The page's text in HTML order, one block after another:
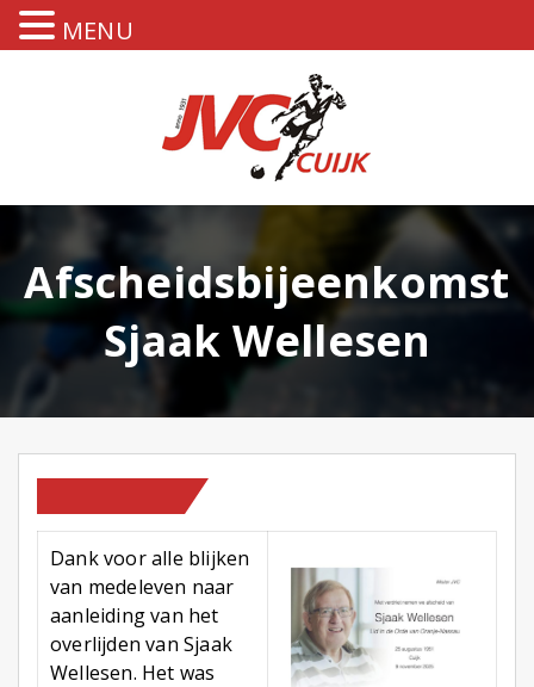
Afscheidsbijeenkomst
Sjaak Wellesen
Dank voor alle blijken
van medeleven naar
aanleiding van het
overlijden van Sjaak
Wellesen. Het was
MENU